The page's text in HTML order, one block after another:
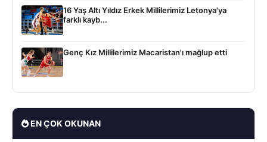
16 Yaş Altı Yıldız Erkek Millilerimiz Letonya'ya
farklı kayb...
Genç Kız Millilerimiz Macaristan'ı mağlup etti
EN ÇOK OKUNAN